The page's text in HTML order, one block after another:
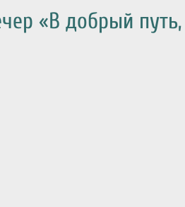
«В добрый